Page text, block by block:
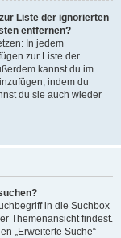
Liste der ignorierten
entfernen?
In jedem
zur Liste der
kannst du im
indem du
du sie auch wieder
in die Suchbox
Themenansicht findest.
„Erweiterte Suche“-